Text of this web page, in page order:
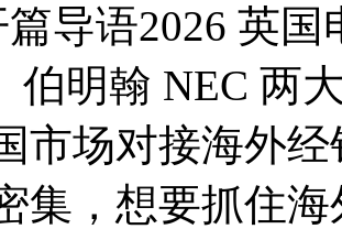
篇导语2026 英
伯明翰 NEC 两
市场对接海外
集，想要抓住